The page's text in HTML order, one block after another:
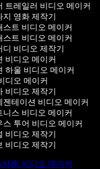
트레일러 비디오 메이커
영화 제작기
트 비디오 메이커
트 비디오 메이커
비디오 제작기
비디오 메이커
하울 비디오 메이커
디오 메이커
비디오 제작기
테이션 비디오 메이커
스 비디오 메이커
투어 비디오 메이커
비디오 제작기
비디오 제작기
비디오 메이커